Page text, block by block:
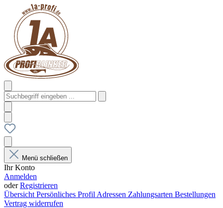
Menü schließen
Ihr Konto
Anmelden
oderRegistrieren
Übersicht Persönliches Profil Adressen Zahlungsarten Bestellungen
Vertrag widerrufen